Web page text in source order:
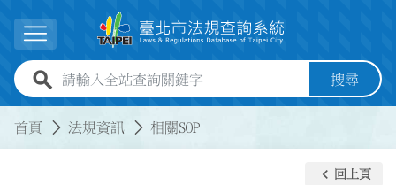
展開選單
全站查詢關鍵字欄位 搜尋
首頁 法規資訊 相關SOP
keyboard_arrow_left 回上頁